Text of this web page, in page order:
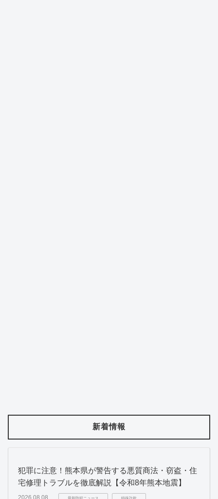
新着情報
犯罪に注意！熊本県が警告する悪質商法・窃盗・住
宅修理トラブルを徹底解説【令和8年熊本地震】
2026.08.08 最新防犯ニュース 特殊詐欺